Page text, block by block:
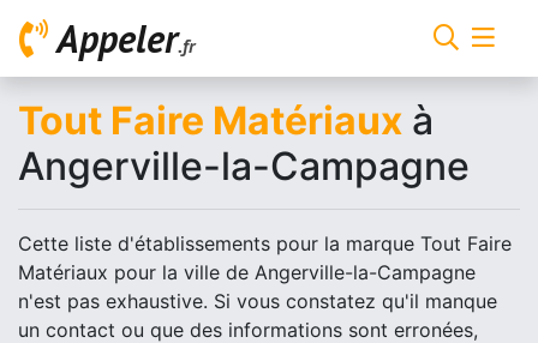
Appeler.fr
Tout Faire Matériaux à
Angerville-la-Campagne
Cette liste d'établissements pour la marque Tout Faire
Matériaux pour la ville de Angerville-la-Campagne
n'est pas exhaustive. Si vous constatez qu'il manque
un contact ou que des informations sont erronées,